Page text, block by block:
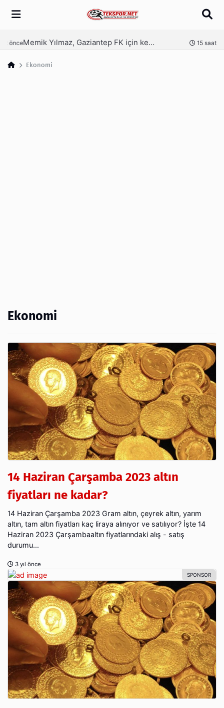
Arama
Memik Yılmaz, Gaziantep FK için kesenin ağzını açtı 15 saat önce
Ekonomi
Ekonomi
14 Haziran Çarşamba 2023 altın
fiyatları ne kadar?
14 Haziran Çarşamba 2023 Gram altın, çeyrek altın, yarım
altın, tam altın fiyatları kaç liraya alınıyor ve satılıyor? İşte 14
Haziran 2023 Çarşambaaltın fiyatlarındaki alış - satış
durumu...
3 yıl önce